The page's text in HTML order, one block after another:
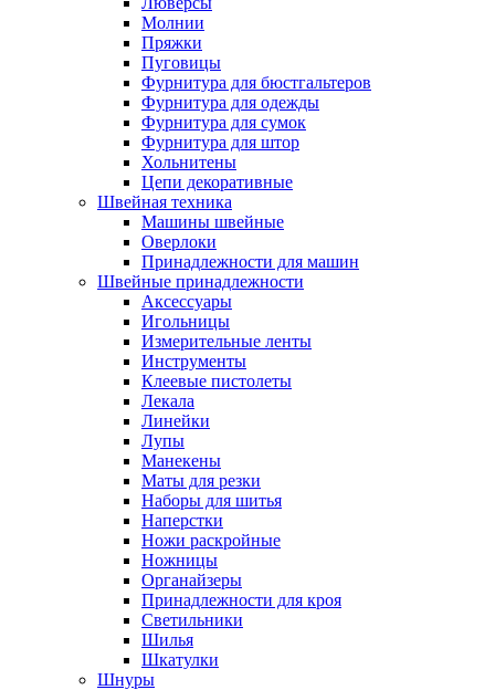
Молнии
Пряжки
Пуговицы
Фурнитура для бюстгальтеров
Фурнитура для одежды
Фурнитура для сумок
Фурнитура для штор
Хольнитены
Цепи декоративные
Швейная техника
Машины швейные
Оверлоки
Принадлежности для машин
Швейные принадлежности
Аксессуары
Игольницы
Измерительные ленты
Инструменты
Клеевые пистолеты
Лекала
Линейки
Лупы
Манекены
Маты для резки
Наборы для шитья
Наперстки
Ножи раскройные
Ножницы
Органайзеры
Принадлежности для кроя
Светильники
Шилья
Шкатулки
Шнуры